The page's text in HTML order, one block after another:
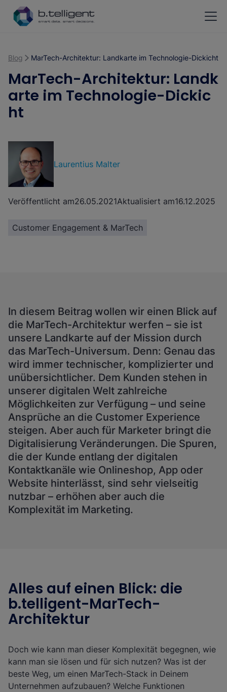
Zum Hauptinhalt springen
Blog MarTech-Architektur: Landkarte im Technologie-Dickicht
MarTech-Architektur: Landk
arte im Technologie-Dickic
ht
Laurentius Malter
Veröffentlicht am26.05.2021Aktualisiert am16.12.2025
Customer Engagement & MarTech
In diesem Beitrag wollen wir einen Blick auf
die MarTech-Architektur werfen – sie ist
unsere Landkarte auf der Mission durch
das MarTech-Universum. Denn: Genau das
wird immer technischer, komplizierter und
unübersichtlicher. Dem Kunden stehen in
unserer digitalen Welt zahlreiche
Möglichkeiten zur Verfügung – und seine
Ansprüche an die Customer Experience
steigen. Aber auch für Marketer bringt die
Digitalisierung Veränderungen. Die Spuren,
die der Kunde entlang der digitalen
Kontaktkanäle wie Onlineshop, App oder
Website hinterlässt, sind sehr vielseitig
nutzbar – erhöhen aber auch die
Komplexität im Marketing.
Alles auf einen Blick: die
b.telligent-MarTech-
Architektur
Doch wie kann man dieser Komplexität begegnen, wie
kann man sie lösen und für sich nutzen? Was ist der
beste Weg, um einen MarTech-Stack in Deinem
Unternehmen aufzubauen? Welche Funktionen